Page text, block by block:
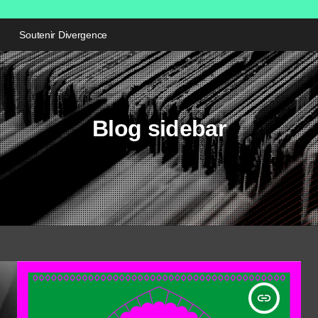
Soutenir Divergence
Blog sidebar
insert_link